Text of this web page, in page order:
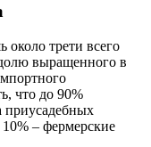
около трети всего
выращенного в
что до 90%
приусадебных
– фермерские